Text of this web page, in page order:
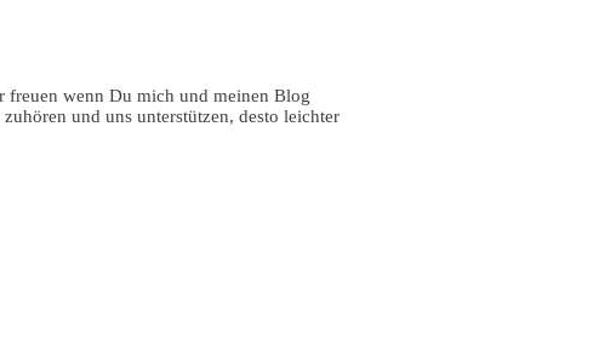
freuen wenn Du mich und meinen Blog
und uns unterstützen, desto leichter